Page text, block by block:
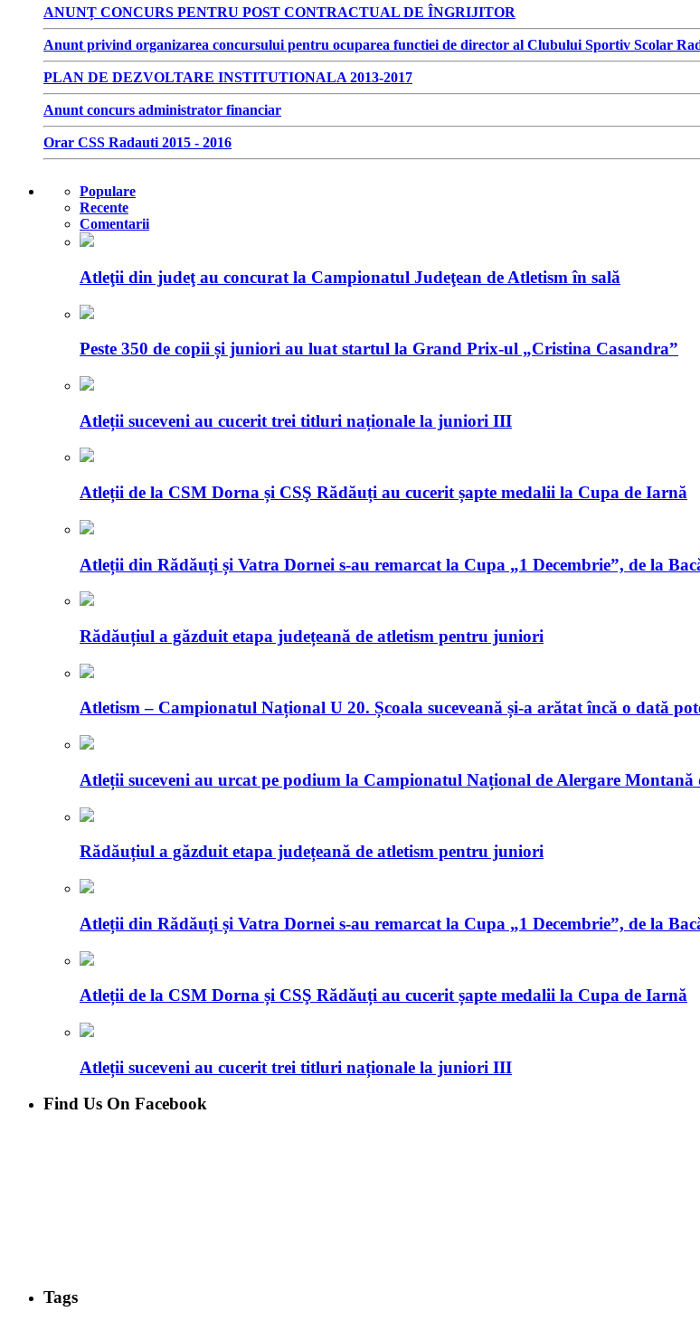
ANUNȚ CONCURS PENTRU POST CONTRACTUAL DE ÎNGRIJITOR
Anunt privind organizarea concursului pentru ocuparea functiei de director al Clubului Sportiv Scolar
PLAN DE DEZVOLTARE INSTITUTIONALA 2013-2017
Anunt concurs administrator financiar
Orar CSS Radauti 2015 - 2016
Populare
Recente
Comentarii
Atleţii din judeţ au concurat la Campionatul Judeţean de Atletism în sală
Peste 350 de copii și juniori au luat startul la Grand Prix-ul „Cristina Casandra”
Atleții suceveni au cucerit trei titluri naționale la juniori III
Atleții de la CSM Dorna și CSŞ Rădăuți au cucerit șapte medalii la Cupa de Iarnă
Atleții din Rădăuți și Vatra Dornei s-au remarcat la Cupa „1 Decembrie”, de la
Rădăuțiul a găzduit etapa județeană de atletism pentru juniori
Atletism – Campionatul Național U 20. Școala suceveană și-a arătat încă o dată
Atleții suceveni au urcat pe podium la Campionatul Național de Alergare Montană
Rădăuțiul a găzduit etapa județeană de atletism pentru juniori
Atleții din Rădăuți și Vatra Dornei s-au remarcat la Cupa „1 Decembrie”, de la
Atleții de la CSM Dorna și CSŞ Rădăuți au cucerit șapte medalii la Cupa de Iarnă
Atleții suceveni au cucerit trei titluri naționale la juniori III
Find Us On Facebook
Tags